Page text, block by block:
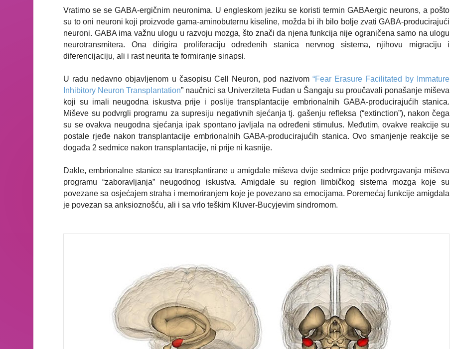
Vratimo se se GABA-ergičnim neuronima. U engleskom jeziku se koristi terminGABAergic neurons, a pošto
su to oni neuroni koji proizvode gama-aminobuternu kiseline, možda bi ih bilo bolje zvati GABA-producirajući
neuroni. GABA ima važnu ulogu u razvoju mozga, što znači da njena funkcija nije ograničena samo na ulogu
neurotransmitera. Ona dirigira proliferaciju određenih stanica nervnog sistema, njihovu migraciju i
diferencijaciju, ali i rast neurita te formiranje sinapsi.
U radu nedavno objavljenom u časopisu Cell Neuron, pod nazivom“Fear Erasure Facilitated by Immature
Inhibitory Neuron Transplantation” naučnici sa Univerziteta Fudan u Šangaju su proučavali ponašanje miševa
koji su imali neugodna iskustva prije i poslije transplantacije embrionalnih GABA-producirajućih stanica.
Miševe su podvrgli programu za supresiju negativnih sjećanja tj. gašenju refleksa (“extinction”), nakon čega
su se ovakva neugodna sjećanja ipak spontano javljala na određeni stimulus. Međutim, ovakve reakcije su
postale rjeđe nakon transplantacije embrionalnih GABA-producirajućih stanica. Ovo smanjenje reakcije se
događa 2 sedmice nakon transplantacije, ni prije ni kasnije.
Dakle, embrionalne stanice su transplantirane u amigdale miševa dvije sedmice prije podrvrgavanja miševa
programu “zaboravljanja” neugodnog iskustva. Amigdale su region limbičkog sistema mozga koje su
povezane sa osjećajem straha i memoriranjem koje je povezano sa emocijama. Poremećaj funkcije amigdala
je povezan sa anksioznošću, ali i sa vrlo teškim Kluver-Bucyjevim sindromom.